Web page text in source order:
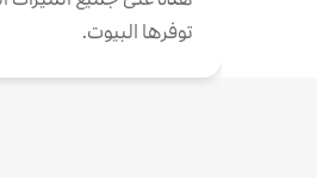
توفرها البيوت.